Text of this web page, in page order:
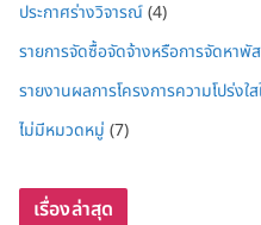
ประกาศร่างวิจารณ์(4)
รายการจัดซื้อจัดจ้างหรือการจัดหา
รายงานผลการโครงการความโปร่งใ
ไม่มีหมวดหมู่ (7)
เรื่องล่าสุด